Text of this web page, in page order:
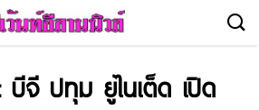
บีจี ปทุม ยูไนเต็ด เปิด